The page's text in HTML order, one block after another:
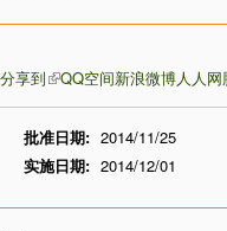
分享到 QQ空间新浪微博人人网
批准日期: 2014/11/25
实施日期: 2014/12/01